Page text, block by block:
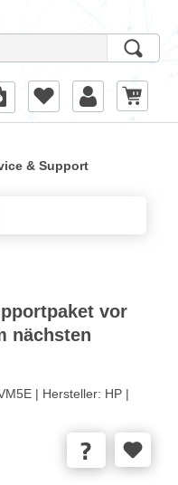
& Support
vor
nächsten
| Hersteller: HP |